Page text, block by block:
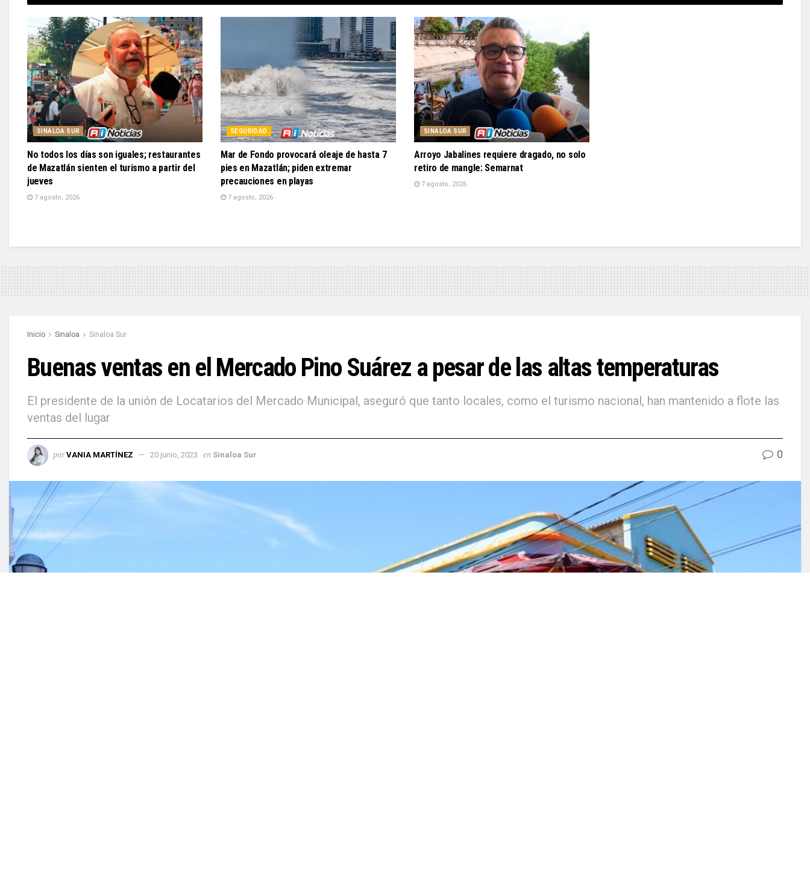
SINALOA SUR
No todos los días son iguales; restaurantes
de Mazatlán sienten el turismo a partir del
jueves
7 agosto, 2026
SEGURIDAD
Mar de Fondo provocará oleaje de hasta 7
pies en Mazatlán; piden extremar
precauciones en playas
7 agosto, 2026
SINALOA SUR
Arroyo Jabalines requiere dragado, no solo
retiro de mangle: Semarnat
7 agosto, 2026
Inicio Sinaloa Sinaloa Sur
Buenas ventas en el Mercado Pino Suárez a pesar de las altas temperaturas
El presidente de la unión de Locatarios del Mercado Municipal, aseguró que tanto locales, como el turismo nacional, han mantenido a flote las
ventas del lugar
por VANIA MARTÍNEZ 20 junio, 2023 en Sinaloa Sur 0